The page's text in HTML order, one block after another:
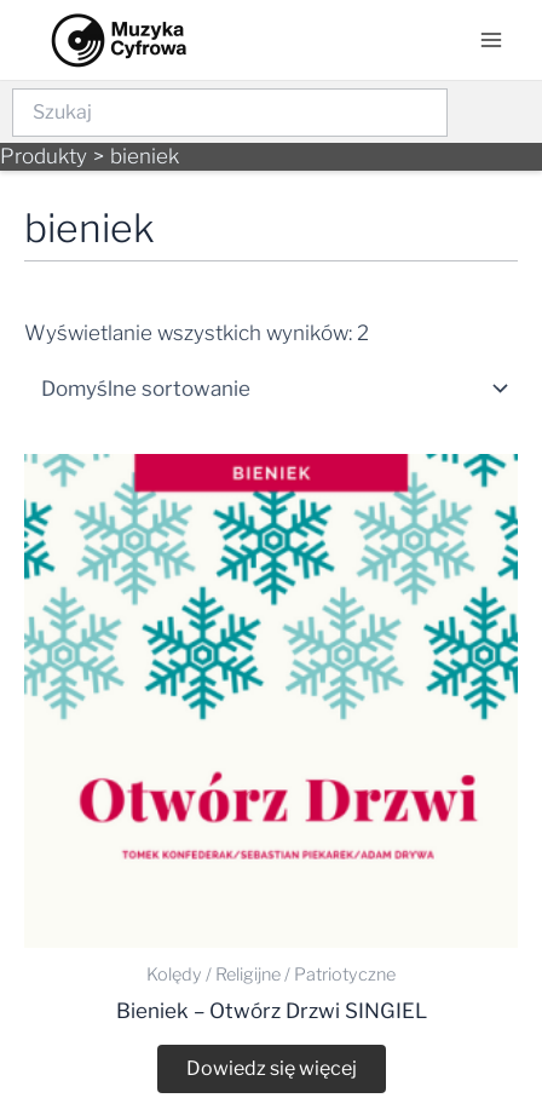
content
Szukaj
Produkty bieniek
bieniek
Wyświetlanie wszystkich wyników: 2
Kolędy / Religijne / Patriotyczne
Bieniek – Otwórz Drzwi SINGIEL
Dowiedz się więcej